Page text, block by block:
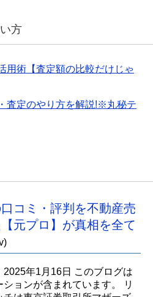
方
用術【査定額の比較だけじゃ
査定のやり方を解説!※丸秘テ
コミ・評判を不動産売
元プロ】が真相を全て
2025年1月16日 このブログは
ションが含まれています。 リ